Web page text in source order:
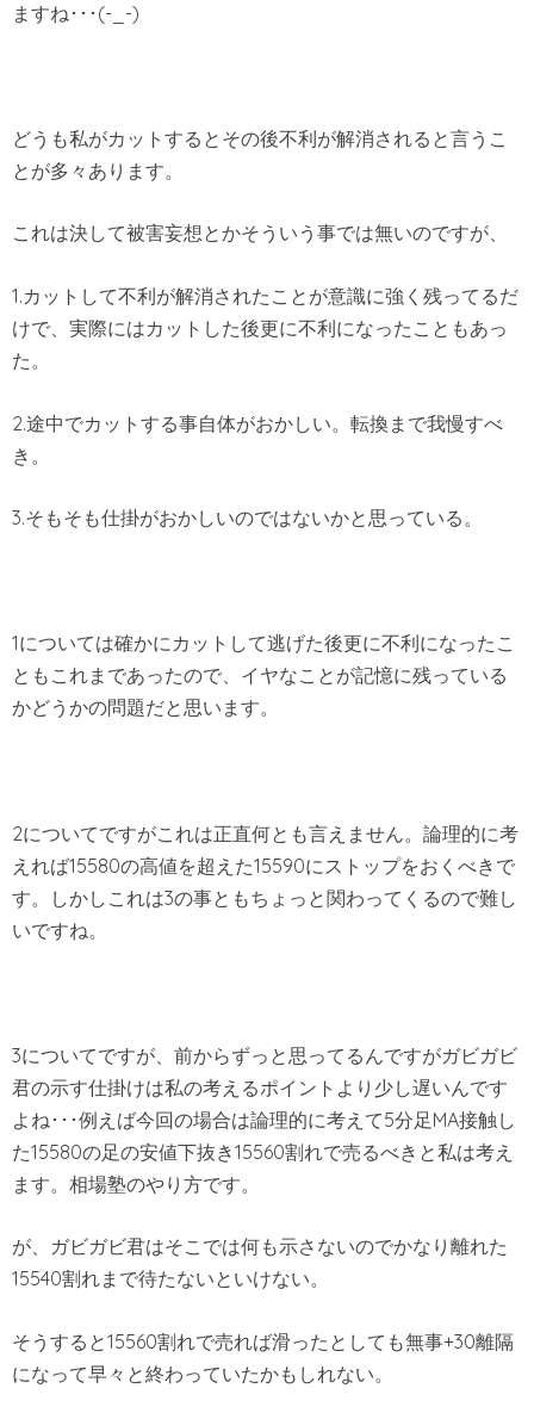
ますね･･･(-_-)
どうも私がカットするとその後不利が解消されると言うこ
とが多々あります。
これは決して被害妄想とかそういう事では無いのですが、
1.カットして不利が解消されたことが意識に強く残ってるだ
けで、実際にはカットした後更に不利になったこともあっ
た。
2.途中でカットする事自体がおかしい。転換まで我慢すべ
き。
3.そもそも仕掛がおかしいのではないかと思っている。
1については確かにカットして逃げた後更に不利になったこ
ともこれまであったので、イヤなことが記憶に残っている
かどうかの問題だと思います。
2についてですがこれは正直何とも言えません。論理的に考
えれば15580の高値を超えた15590にストップをおくべきで
す。しかしこれは3の事ともちょっと関わってくるので難し
いですね。
3についてですが、前からずっと思ってるんですがガビガビ
君の示す仕掛けは私の考えるポイントより少し遅いんです
よね･･･例えば今回の場合は論理的に考えて5分足MA接触し
た15580の足の安値下抜き15560割れで売るべきと私は考え
ます。相場塾のやり方です。
が、ガビガビ君はそこでは何も示さないのでかなり離れた
15540割れまで待たないといけない。
そうすると15560割れで売れば滑ったとしても無事+30離隔
になって早々と終わっていたかもしれない。